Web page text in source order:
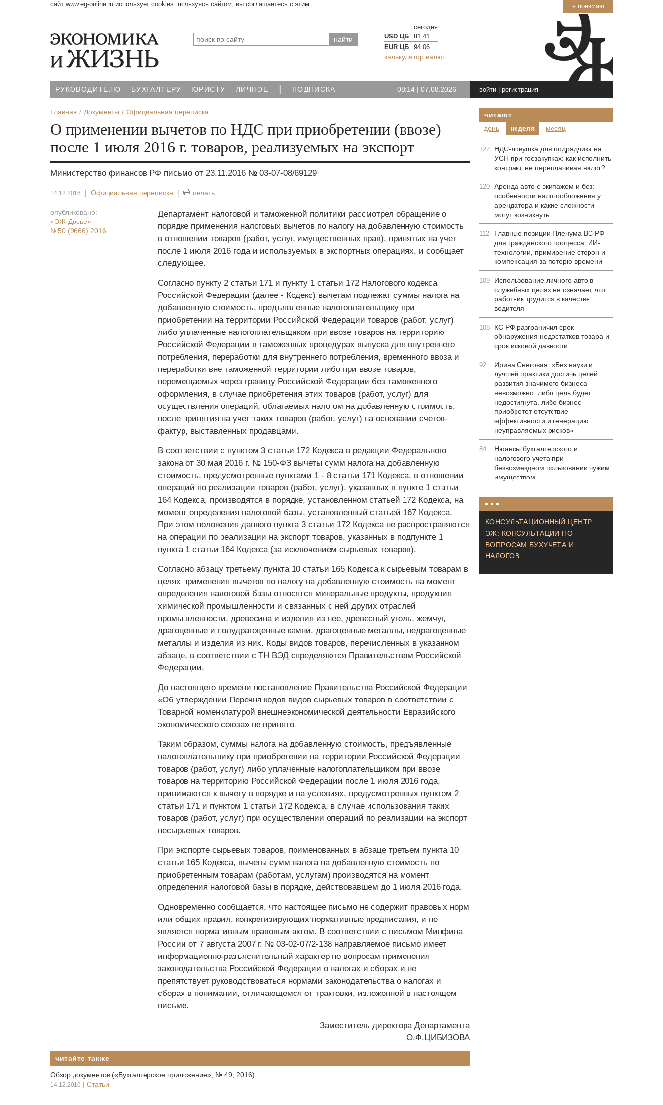
я понимаю
сайт www.eg-online.ru использует cookies. пользуясь сайтом, вы соглашаетесь с этим.
сегодня
USD ЦБ
81.41
EUR ЦБ
94.06
калькулятор валют
РУКОВОДИТЕЛЮ БУХГАЛТЕРУ ЮРИСТУ ЛИЧНОЕ | ПОДПИСКА 08:14 | 07.08.2026 войти| регистрация
Главная Документы Официальная переписка
О применении вычетов по НДС при приобретении (ввозе)
после 1 июля 2016 г. товаров, реализуемых на экспорт
Министерство финансов РФ письмо от 23.11.2016 № 03-07-08/69129
14.12.2016 | Официальная переписка | печать
опубликовано:
«ЭЖ-Досье»
№50 (9666) 2016
Департамент налоговой и таможенной политики рассмотрел обращение о
порядке применения налоговых вычетов по налогу на добавленную стоимость
в отношении товаров (работ, услуг, имущественных прав), принятых на учет
после 1 июля 2016 года и используемых в экспортных операциях, и сообщает
следующее.
Согласно пункту 2 статьи 171 и пункту 1 статьи 172 Налогового кодекса
Российской Федерации (далее - Кодекс) вычетам подлежат суммы налога на
добавленную стоимость, предъявленные налогоплательщику при
приобретении на территории Российской Федерации товаров (работ, услуг)
либо уплаченные налогоплательщиком при ввозе товаров на территорию
Российской Федерации в таможенных процедурах выпуска для внутреннего
потребления, переработки для внутреннего потребления, временного ввоза и
переработки вне таможенной территории либо при ввозе товаров,
перемещаемых через границу Российской Федерации без таможенного
оформления, в случае приобретения этих товаров (работ, услуг) для
осуществления операций, облагаемых налогом на добавленную стоимость,
после принятия на учет таких товаров (работ, услуг) на основании счетов-
фактур, выставленных продавцами.
В соответствии с пунктом 3 статьи 172 Кодекса в редакции Федерального
закона от 30 мая 2016 г. № 150-ФЗ вычеты сумм налога на добавленную
стоимость, предусмотренные пунктами 1 - 8 статьи 171 Кодекса, в отношении
операций по реализации товаров (работ, услуг), указанных в пункте 1 статьи
164 Кодекса, производятся в порядке, установленном статьей 172 Кодекса, на
момент определения налоговой базы, установленный статьей 167 Кодекса.
При этом положения данного пункта 3 статьи 172 Кодекса не распространяются
на операции по реализации на экспорт товаров, указанных в подпункте 1
пункта 1 статьи 164 Кодекса (за исключением сырьевых товаров).
Согласно абзацу третьему пункта 10 статьи 165 Кодекса к сырьевым товарам в
целях применения вычетов по налогу на добавленную стоимость на момент
определения налоговой базы относятся минеральные продукты, продукция
химической промышленности и связанных с ней других отраслей
промышленности, древесина и изделия из нее, древесный уголь, жемчуг,
драгоценные и полудрагоценные камни, драгоценные металлы, недрагоценные
металлы и изделия из них. Коды видов товаров, перечисленных в указанном
абзаце, в соответствии с ТН ВЭД определяются Правительством Российской
Федерации.
До настоящего времени постановление Правительства Российской Федерации
«Об утверждении Перечня кодов видов сырьевых товаров в соответствии с
Товарной номенклатурой внешнеэкономической деятельности Евразийского
экономического союза» не принято.
Таким образом, суммы налога на добавленную стоимость, предъявленные
налогоплательщику при приобретении на территории Российской Федерации
товаров (работ, услуг) либо уплаченные налогоплательщиком при ввозе
товаров на территорию Российской Федерации после 1 июля 2016 года,
принимаются к вычету в порядке и на условиях, предусмотренных пунктом 2
статьи 171 и пунктом 1 статьи 172 Кодекса, в случае использования таких
товаров (работ, услуг) при осуществлении операций по реализации на экспорт
несырьевых товаров.
При экспорте сырьевых товаров, поименованных в абзаце третьем пункта 10
статьи 165 Кодекса, вычеты сумм налога на добавленную стоимость по
приобретенным товарам (работам, услугам) производятся на момент
определения налоговой базы в порядке, действовавшем до 1 июля 2016 года.
Одновременно сообщается, что настоящее письмо не содержит правовых норм
или общих правил, конкретизирующих нормативные предписания, и не
является нормативным правовым актом. В соответствии с письмом Минфина
России от 7 августа 2007 г. № 03-02-07/2-138 направляемое письмо имеет
информационно-разъяснительный характер по вопросам применения
законодательства Российской Федерации о налогах и сборах и не
препятствует руководствоваться нормами законодательства о налогах и
сборах в понимании, отличающемся от трактовки, изложенной в настоящем
письме.
Заместитель директора Департамента
О.Ф.ЦИБИЗОВА
читайте также
Обзор документов («Бухгалтерское приложение», № 49, 2016)
14.12.2016 | Статьи
читают
день
неделя месяц
122
НДС-ловушка для подрядчика на
УСН при госзакупках: как исполнить
контракт, не переплачивая налог?
120 Аренда авто с экипажем и без:
особенности налогообложения у
арендатора и какие сложности
могут возникнуть
112
Главные позиции Пленума ВС РФ
для гражданского процесса: ИИ-
технологии, примирение сторон и
компенсация за потерю времени
109
Использование личного авто в
служебных целях не означает, что
работник трудится в качестве
водителя
108
КС РФ разграничил срок
обнаружения недостатков товара и
срок исковой давности
92
Ирина Снеговая: «Без науки и
лучшей практики достичь целей
развития значимого бизнеса
невозможно: либо цель будет
недостигнута, либо бизнес
приобретет отсутствие
эффективности и генерацию
неуправляемых рисков»
84
Нюансы бухгалтерского и
налогового учета при
безвозмездном пользовании чужим
имуществом
КОНСУЛЬТАЦИОННЫЙ ЦЕНТР
ЭЖ: КОНСУЛЬТАЦИИ ПО
ВОПРОСАМ БУХУЧЕТА И
НАЛОГОВ